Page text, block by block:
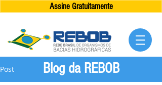
Assine Gratuitamente
Post Blog da REBOB